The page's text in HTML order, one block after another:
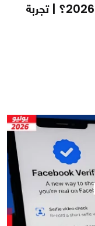
0
هل يستحق الانتقال إلى لينكس في 2026؟ | تجربة